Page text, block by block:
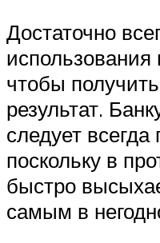
Достаточно
чтобы
результат.
следует всегда
поскольку в
быстро
самым в